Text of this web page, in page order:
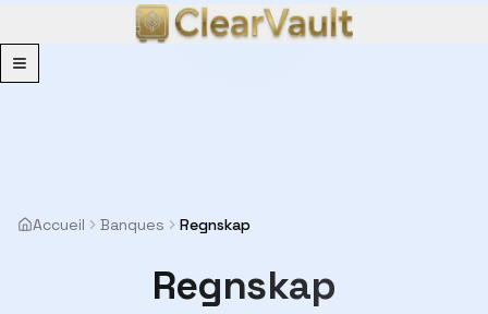
Menu
Accueil Banques Regnskap
Regnskap